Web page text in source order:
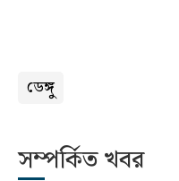
ডেঙ্গু
সম্পর্কিত খবর